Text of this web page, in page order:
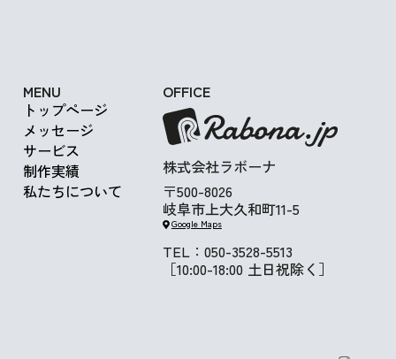
MENU
トップページ
メッセージ
サービス
制作実績
私たちについて
OFFICE
株式会社ラボーナ
〒500-8026
岐阜市上大久和町11-5
Google Maps
TEL：050-3528-5513
［10:00-18:00 土日祝除く］